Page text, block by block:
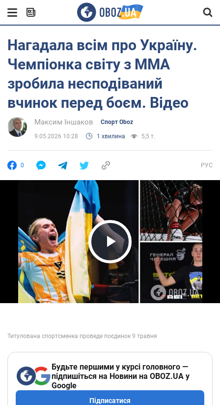
Нагадала всім про Україну.
Чемпіонка світу з ММА
зробила несподіваний
вчинок перед боєм. Відео
Максим Іншаков Спорт Oboz
9.05.2026 10:28 1 хвилина 5,5 т.
0 РУС
Play Video
Будьте першими у курсі головного —
підпишіться на Новини на OBOZ.UA у
Google
Підписатися